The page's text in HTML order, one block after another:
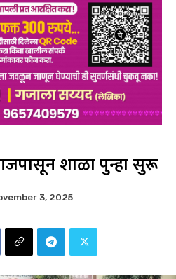
शाळा पुन्हा सुरू
3, 2025